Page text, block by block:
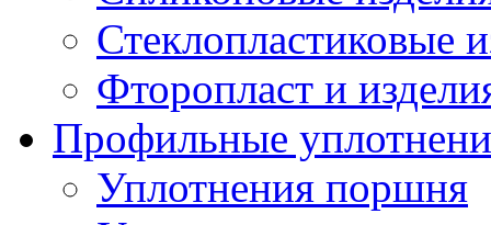
Стеклопластиковые
Фторопласт и
Профильные
Уплотнения поршня